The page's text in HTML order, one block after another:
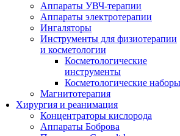
Аппараты УВЧ-терапии
Аппараты электротерапии
Ингаляторы
Инструменты для физиотерапии
и косметологии
Косметологические
инструменты
Косметологические наборы
Магнитотерапия
Хирургия и реанимация
Концентраторы кислорода
Аппараты Боброва